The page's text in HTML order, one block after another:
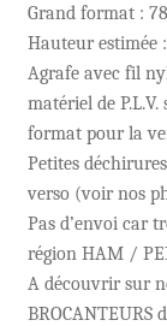
Grand format :
Hauteur estimée
Agrafe avec fil
matériel de
format pour la
Petites
verso (voir nos
Pas d’envoi car
région HAM /
A découvrir sur
BROCANTEURS